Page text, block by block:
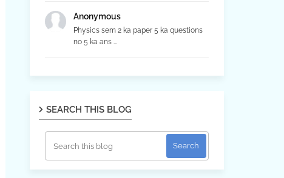
Anonymous
Physics sem 2 ka paper 5 ka questions
no 5 ka ans ...
SEARCH THIS BLOG